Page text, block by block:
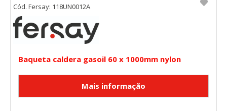
Baqueta caldera gasoil 60 x 1000mm nylon
Cód. Fersay: 118UN0012A